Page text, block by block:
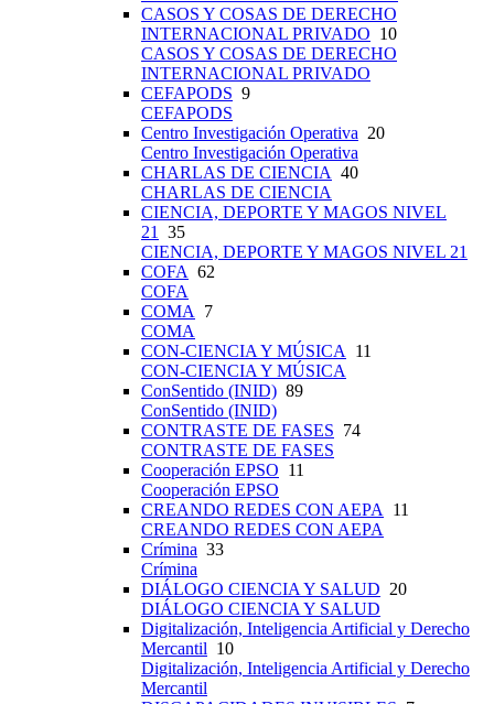
CASOS Y COSAS DE DERECHO
INTERNACIONAL PRIVADO 10
CASOS Y COSAS DE DERECHO
INTERNACIONAL PRIVADO
CEFAPODS 9
CEFAPODS
Centro Investigación Operativa 20
Centro Investigación Operativa
CHARLAS DE CIENCIA 40
CHARLAS DE CIENCIA
CIENCIA, DEPORTE Y MAGOS NIVEL
21 35
CIENCIA, DEPORTE Y MAGOS NIVEL 21
COFA 62
COFA
COMA 7
COMA
CON-CIENCIA Y MÚSICA 11
CON-CIENCIA Y MÚSICA
ConSentido (INID) 89
ConSentido (INID)
CONTRASTE DE FASES 74
CONTRASTE DE FASES
Cooperación EPSO 11
Cooperación EPSO
CREANDO REDES CON AEPA 11
CREANDO REDES CON AEPA
Crímina 33
Crímina
DIÁLOGO CIENCIA Y SALUD 20
DIÁLOGO CIENCIA Y SALUD
Digitalización, Inteligencia Artificial y Derecho
Mercantil 10
Digitalización, Inteligencia Artificial y Derecho
Mercantil